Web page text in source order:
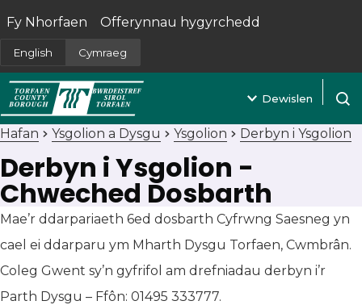
English Cymraeg
Fy Nhorfaen
(yn agor mewn tab newydd)
Offerynnau hygyrchedd
Dewislen
Hafan Ysgolion a Dysgu Ysgolion Derbyn i Ysgolion
Derbyn i Ysgolion -
Chweched Dosbarth
Mae’r ddarpariaeth 6ed dosbarth Cyfrwng Saesneg yn
cael ei ddarparu ym Mharth Dysgu Torfaen, Cwmbrân.
Coleg Gwent sy’n gyfrifol am drefniadau derbyn i’r
Parth Dysgu – Ffôn: 01495 333777.